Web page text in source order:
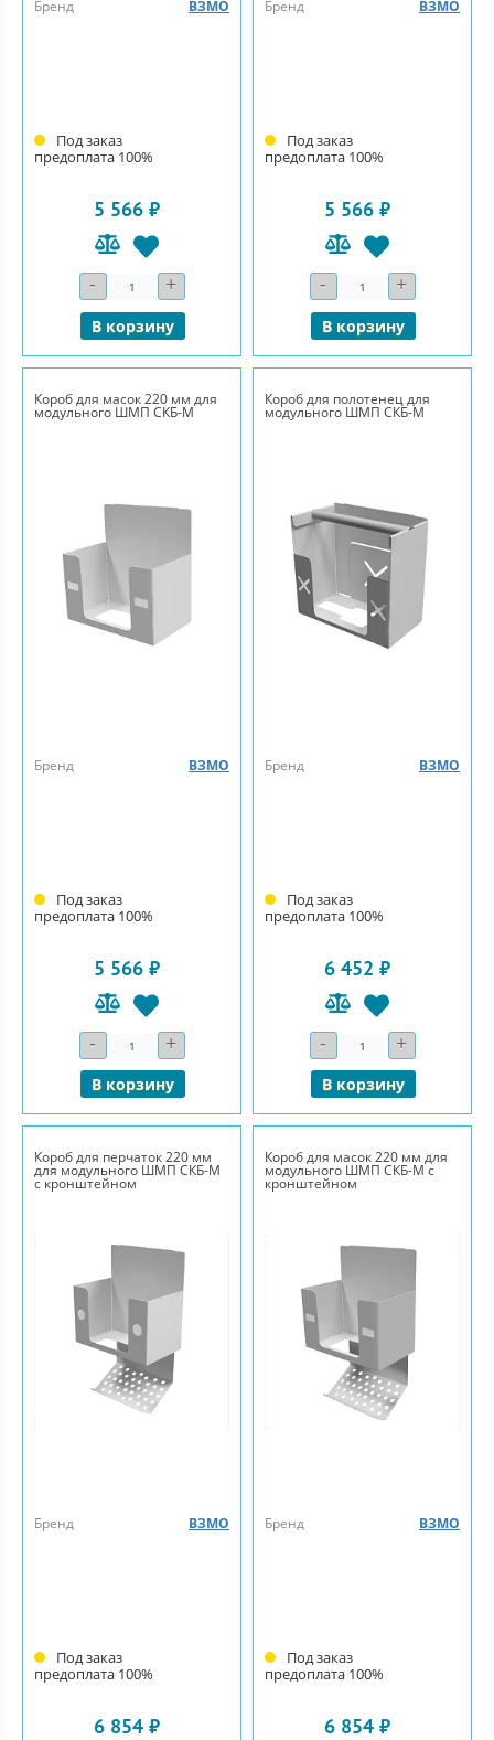
Бренд ВЗМО
Под заказ
предоплата 100%
5 566 ₽
- Количество+
В корзину
Бренд ВЗМО
Под заказ
предоплата 100%
5 566 ₽
- Количество+
В корзину
Короб для масок 220 мм для
модульного ШМП СКБ-М
Бренд ВЗМО
Под заказ
предоплата 100%
5 566 ₽
- Количество
+
В корзину
Короб для полотенец для
модульного ШМП СКБ-М
Бренд ВЗМО
Под заказ
предоплата 100%
6 452 ₽
- Количество
+
В корзину
Короб для перчаток 220 мм
для модульного ШМП СКБ-М
с кронштейном
Бренд ВЗМО
Под заказ
предоплата 100%
6 854 ₽
Короб для масок 220 мм для
модульного ШМП СКБ-М с
кронштейном
Бренд ВЗМО
Под заказ
предоплата 100%
6 854 ₽